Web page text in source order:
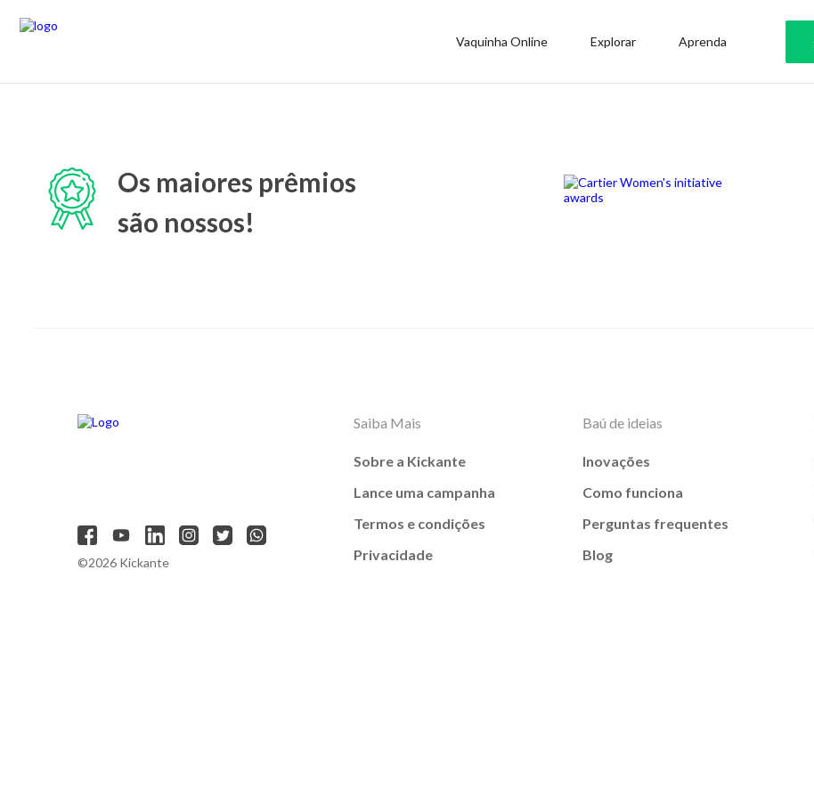
Vaquinha Online Explorar Aprenda
Os maiores prêmios
são nossos!
©2026 Kickante
Saiba Mais
Sobre a Kickante
Lance uma campanha
Termos e condições
Privacidade
Baú de ideias
Inovações
Como funciona
Perguntas frequentes
Blog